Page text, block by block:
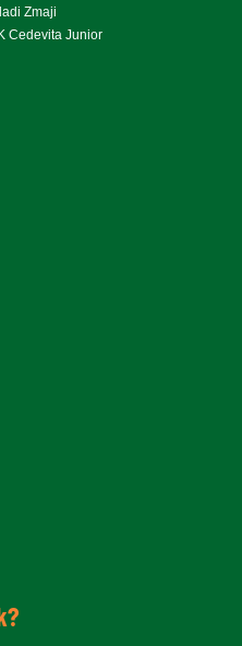
Zmaji
Cedevita Junior